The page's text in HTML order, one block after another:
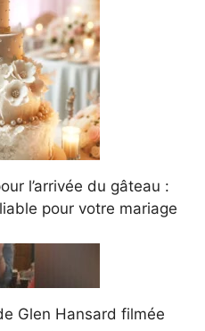
l’arrivée du gâteau :
pour votre mariage
Glen Hansard filmée